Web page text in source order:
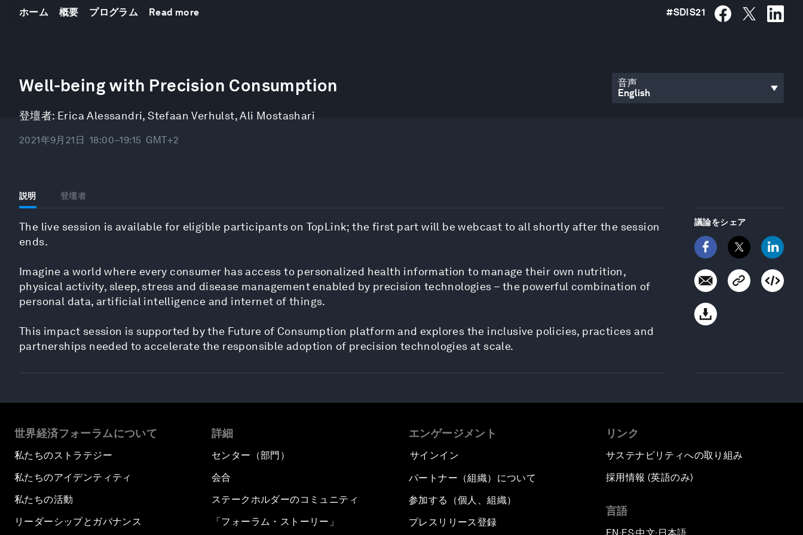
ホーム 概要 プログラム Read more #SDIS21
Well-being with Precision Consumption
登壇者: Erica Alessandri,Stefaan Verhulst,Ali Mostashari
2021年9月21日 18:00–19:15 GMT+2
音声
説明 登壇者
The live session is available for eligible participants on TopLink; the first part will be webcast to all shortly after the session
ends.
Imagine a world where every consumer has access to personalized health information to manage their own nutrition,
physical activity, sleep, stress and disease management enabled by precision technologies – the powerful combination of
personal data, artificial intelligence and internet of things.
This impact session is supported by the Future of Consumption platform and explores the inclusive policies, practices and
partnerships needed to accelerate the responsible adoption of precision technologies at scale.
議論をシェア
of
58
seconds
世界経済フォーラムについて
私たちのストラテジー
私たちのアイデンティティ
私たちの活動
リーダーシップとガバナンス
詳細
センター（部門）
会合
ステークホルダーのコミュニティ
「フォーラム・ストーリー」
エンゲージメント
サインイン
パートナー（組織）について
参加する（個人、組織）
プレスリリース登録
リンク
サステナビリティへの取り組み
採用情報 (英語のみ)
言語
▪ ▪ ▪